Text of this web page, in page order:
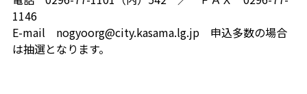
1146
E-mail nogyoorg@city.kasama.lg.jp 申込多数の場合
は抽選となります。